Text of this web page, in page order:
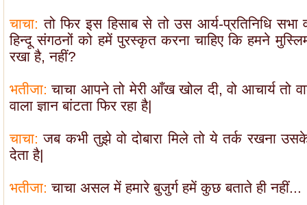
चाचा: तो फिर इस हिसाब से तो उस आर्य-प्रतिनिधि
हिन्दू संगठनों को हमें पुरस्कृत करना चाहिए कि हमने
रखा है, नहीं?
भतीजा:चाचा आपने तो मेरी आँख खोल दी, वो आचार्य तो
वाला ज्ञान बांटता फिर रहा है|
चाचा: जब कभी तुझे वो दोबारा मिले तो ये तर्क रखना
देता है|
भतीजा:चाचा असल में हमारे बुजुर्ग हमें कुछ बताते ही नहीं...